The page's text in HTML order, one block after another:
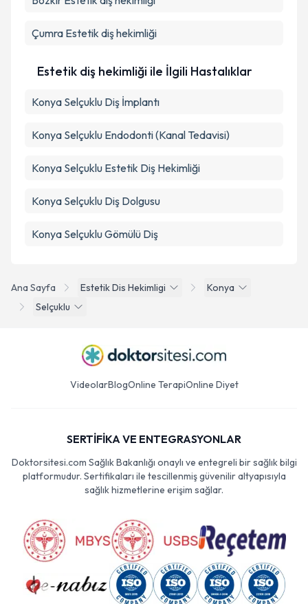
Ana Sayfa Estetik Dis Hekimligi
Konya
Selçuklu
Çumra Estetik diş hekimliği
Estetik diş hekimliği ile İlgili Hastalıklar
Konya Selçuklu Diş İmplantı
Konya Selçuklu Endodonti (Kanal Tedavisi)
Konya Selçuklu Estetik Diş Hekimliği
Konya Selçuklu Diş Dolgusu
Konya Selçuklu Gömülü Diş
VideolarBlogOnline TerapiOnline Diyet
SERTİFİKA VE ENTEGRASYONLAR
Doktorsitesi.com Sağlık Bakanlığı onaylı ve entegreli bir sağlık bilgi
platformudur. Sertifikaları ile tescillenmiş güvenilir altyapısıyla
sağlık hizmetlerine erişim sağlar.